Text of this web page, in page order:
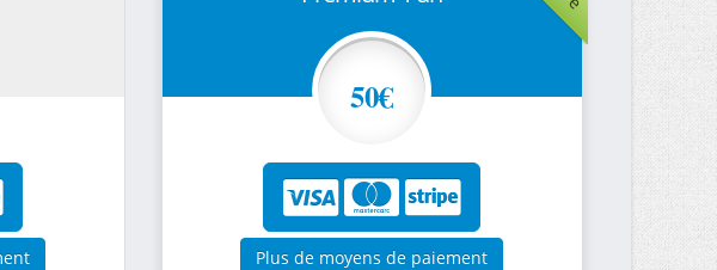
50€
Plus de moyens de paiement